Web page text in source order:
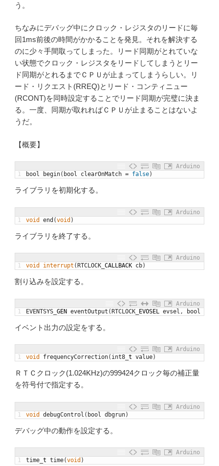
う。
ちなみにデバッグ中にクロック・レジスタのリードに毎
回1ms前後の時間がかかることを発見。それを解決する
のに少々手間取ってしまった。リード同期がとれていな
い状態でクロック・レジスタをリードしてしまうとリー
ド同期がとれるまでＣＰＵが止まってしまうらしい。リ
ード・リクエスト(RREQ)とリード・コンティニュー
(RCONT)を同時設定することでリード同期が完璧に決ま
る。一度、同期が取れればＣＰＵが止まることはないよ
うだ。
【概要】
Arduino
1
bool begin( bool clearOnMatch = false)
ライブラリを初期化する。
Arduino
1
void end (void )
ライブラリを終了する。
Arduino
1
void interrupt ( RTCLOCK CALLBACK cb)
割り込みを設定する。
Arduino
1
EVENTSYS GEN eventOutput (RTCLOCK EVOSEL evsel , bool
イベント出力の設定をする。
Arduino
1
void frequencyCorrection( int8 t value)
ＲＴＣクロック(1.024KHz)の999424クロック毎の補正量
を符号付で指定する。
Arduino
1
void debugControl ( bool dbgrun)
デバッグ中の動作を設定する。
Arduino
1
time t time(void )